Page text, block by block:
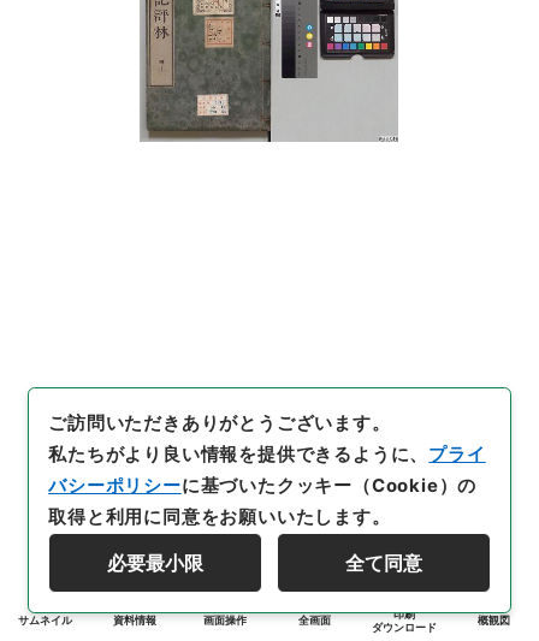
サムネイル 資料情報 画面操作 全画面
印刷
ダウンロード
概観図
ご訪問いただきありがとうございます。
私たちがより良い情報を提供できるように、 プライ
バシーポリシーに基づいたクッキー（Cookie）の
取得と利用に同意をお願いいたします。
必要最小限 全て同意